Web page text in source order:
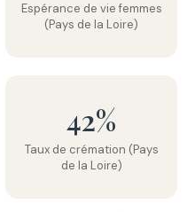
Espérance de vie femmes
(Pays de la Loire)
42%
Taux de crémation (Pays
de la Loire)